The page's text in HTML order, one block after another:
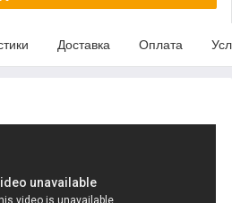
Доставка Оплата